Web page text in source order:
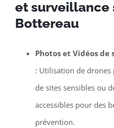
et surveillance
Bottereau
Photos et Vidéos
: Utilisation de
de sites sensibles ou
accessibles pour des
prévention.